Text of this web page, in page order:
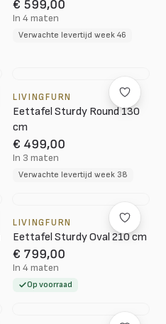
€ 599,00
In 4 maten
Verwachte levertijd week 46
LIVINGFURN
Eettafel Sturdy Round 130
cm
€ 499,00
In 3 maten
Verwachte levertijd week 38
LIVINGFURN
Eettafel Sturdy Oval 210 cm
€ 799,00
In 4 maten
Op voorraad